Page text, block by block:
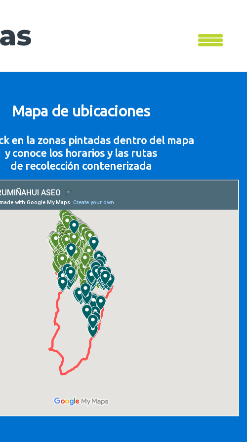
Mapa de ubicaciones
en la zonas pintadas dentro del mapa
y conoce los horarios y las rutas
de recolección contenerizada